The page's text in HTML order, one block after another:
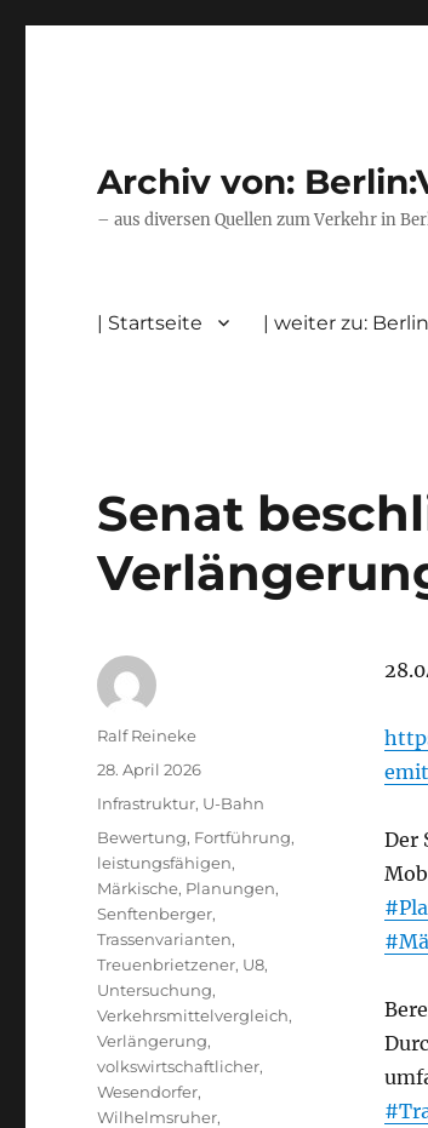
Archiv von:
– aus diversen Quellen zum Verkehr in
| Startseite | weiter zu:
Senat
Der
Autor
Ralf Reineke
Veröffentlicht
am
28. April 2026
Kategorien
Infrastruktur, U-Bahn
Schlagwörter
Bewertung, Fortführung,
leistungsfähigen,
Märkische, Planungen,
Senftenberger,
Trassenvarianten,
Treuenbrietzener, U8,
Untersuchung,
Verkehrsmittelvergleich,
Verlängerung,
volkswirtschaftlicher,
Wesendorfer,
Wilhelmsruher,